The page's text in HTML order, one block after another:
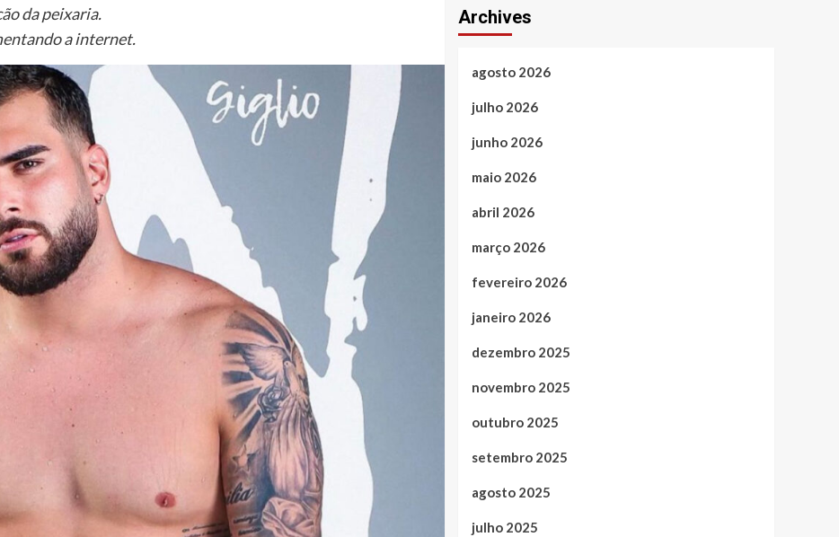
da peixaria.
a internet.
Archives
agosto 2026
julho 2026
junho 2026
maio 2026
abril 2026
março 2026
fevereiro 2026
janeiro 2026
dezembro 2025
novembro 2025
outubro 2025
setembro 2025
agosto 2025
julho 2025